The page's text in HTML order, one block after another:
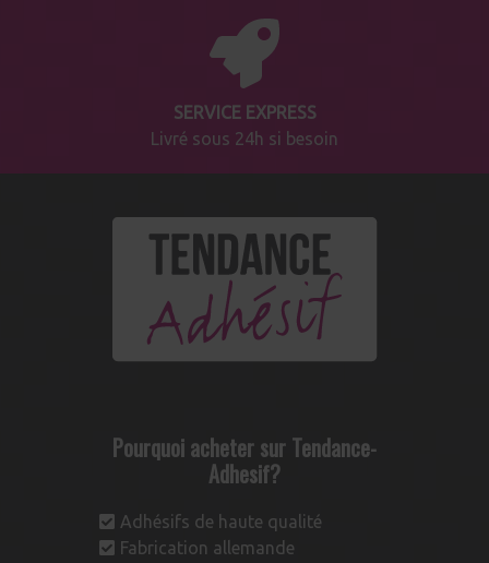
SERVICE EXPRESS
Livré sous 24h si besoin
Pourquoi acheter sur Tendance-
Adhesif?
Adhésifs de haute qualité
Fabrication allemande